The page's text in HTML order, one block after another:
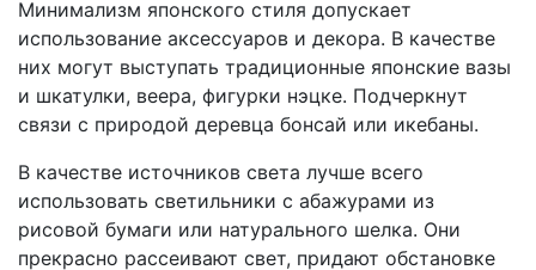
Минимализм японского стиля допускает
использование аксессуаров и декора. В качестве
них могут выступать традиционные японские вазы
и шкатулки, веера, фигурки нэцке. Подчеркнут
связи с природой деревца бонсай или икебаны.
В качестве источников света лучше всего
использовать светильники с абажурами из
рисовой бумаги или натурального шелка. Они
прекрасно рассеивают свет, придают обстановке